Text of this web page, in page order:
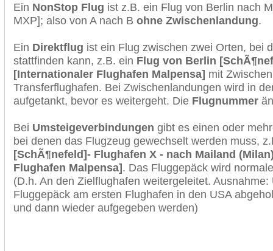
Ein NonStop Flug ist z.B. ein Flug von Berlin nach
MXP]; also von A nach B ohne Zwischenlandung.
Ein Direktflug ist ein Flug zwischen zwei Orten, bei
stattfinden kann, z.B. ein Flug von Berlin
[Internationaler Flughafen Malpensa] mit
Transferflughafen. Bei Zwischenlandungen wird in
aufgetankt, bevor es weitergeht. Die Flugnummer
Bei Umsteigeverbindungen gibt es einen oder
bei denen das Flugzeug gewechselt werden muss,
[SchÃ¶nefeld]- Flughafen X - nach Mailand
Flughafen Malpensa]. Das Fluggepäck wird
(D.h. An den Zielflughafen weitergeleitet.
Fluggepäck am ersten Flughafen in den USA
und dann wieder aufgegeben werden)